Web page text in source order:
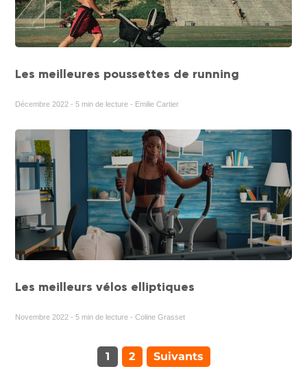
Les meilleures poussettes de running
Décembre 2022 - 5 min de lecture - Emilie Cartier
Les meilleurs vélos elliptiques
Novembre 2022 - 5 min de lecture - Coline Grasset
1 2 Suivants